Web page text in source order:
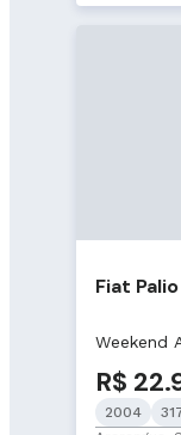
Fiat Palio
Weekend
R$
2004